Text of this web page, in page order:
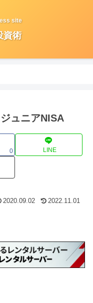
site
資術
ュニアNISA
0 LINE
2020.09.02 2022.11.01